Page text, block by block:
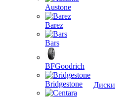
Austone
Barez
Bars
BFGoodrich
Bridgestone
Диски